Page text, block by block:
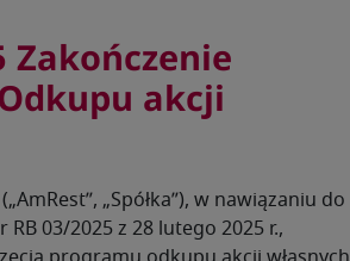
Zakończenie
akcji
„Spółka”), w nawiązaniu do
03/2025 z 28 lutego 2025 r.,